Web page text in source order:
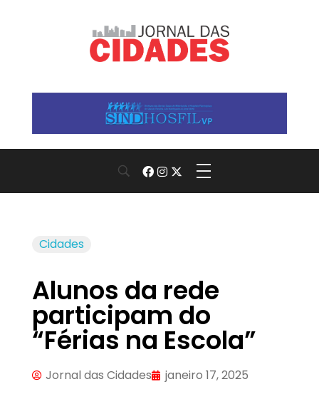
Cidades
Alunos da rede
participam do
“Férias na Escola”
Jornal das Cidades janeiro 17, 2025